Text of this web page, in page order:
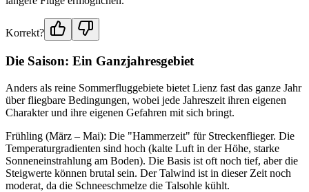
Korrekt?
Die Saison: Ein Ganzjahresgebiet
Anders als reine Sommerfluggebiete bietet Lienz fast das ganze Jahr
über fliegbare Bedingungen, wobei jede Jahreszeit ihren eigenen
Charakter und ihre eigenen Gefahren mit sich bringt.
Frühling (März – Mai): Die "Hammerzeit" für Streckenflieger. Die
Temperaturgradienten sind hoch (kalte Luft in der Höhe, starke
Sonneneinstrahlung am Boden). Die Basis ist oft noch tief, aber die
Steigwerte können brutal sein. Der Talwind ist in dieser Zeit noch
moderat, da die Schneeschmelze die Talsohle kühlt.